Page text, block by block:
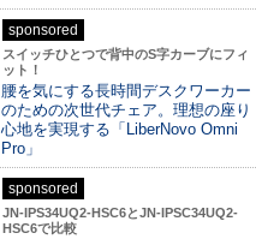
sponsored
スイッチひとつで背中のS字カーブにフィ
ット！
腰を気にする長時間デスクワーカー
のための次世代チェア。理想の座り
心地を実現する「LiberNovo Omni
Pro」
sponsored
JN-IPS34UQ2-HSC6とJN-IPSC34UQ2-
HSC6で比較